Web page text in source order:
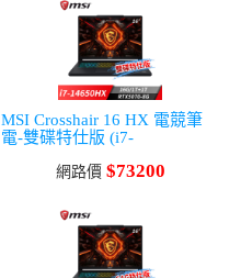
MSI Crosshair 16 HX 電競筆
電-雙碟特仕版 (i7-
0-8G/Win11)
網路價 $73200